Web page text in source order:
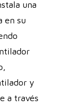
una
en su
y
a través